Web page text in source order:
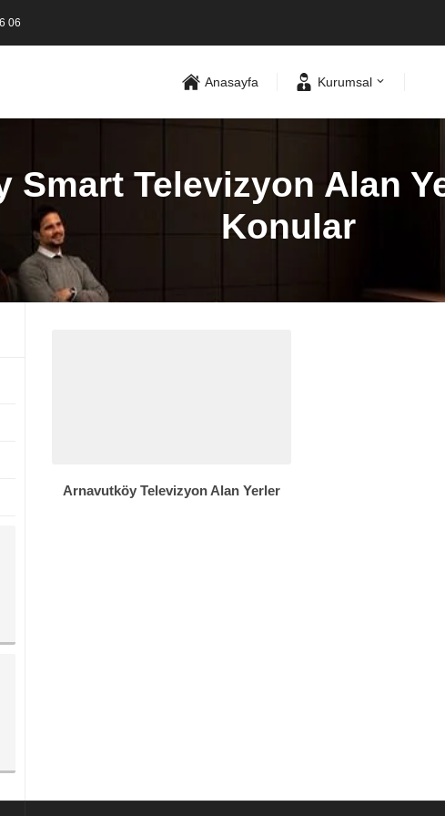
06
Anasayfa Kurumsal
Smart Televizyon Alan
Konular
Arnavutköy Televizyon Alan Yerler